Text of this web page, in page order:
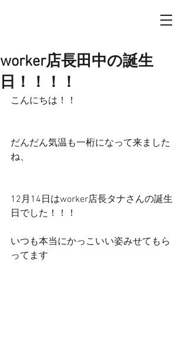
worker店長田中の誕生
日！！！！
こんにちは！！
だんだん気温も一桁になって来ました
ね、
12月14日はworker店長タナさんの誕生
日でした！！！
いつも本当にかっこいい姿みせてもら
ってます